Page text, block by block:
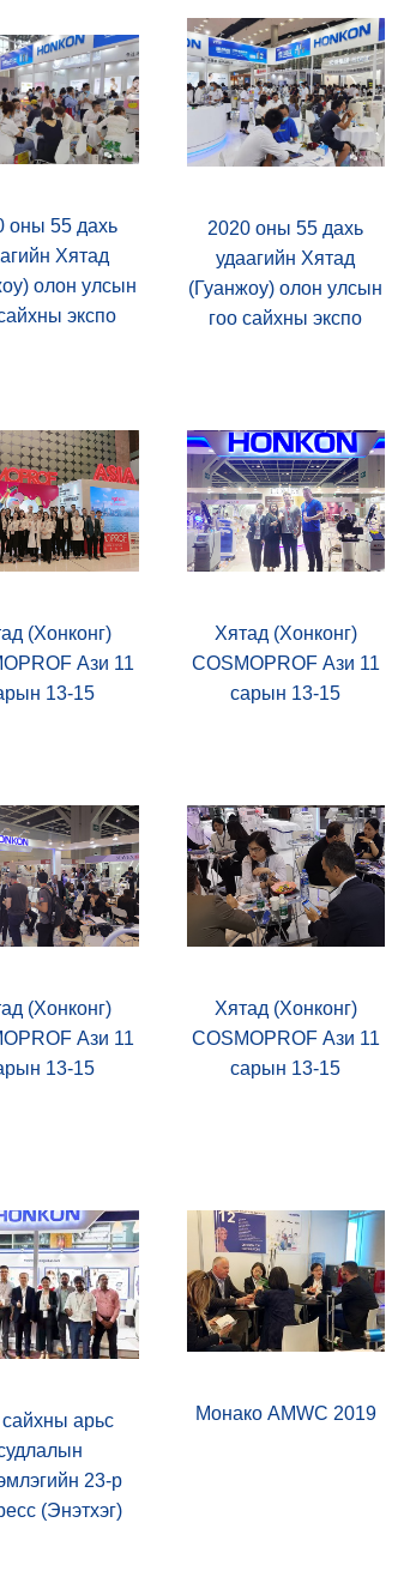
оны 55 дахь
Хятад
олон улсын
экспо
2020 оны 55 дахь
удаагийн Хятад
(Гуанжоу) олон улсын
гоо сайхны экспо
(Хонконг)
Ази 11
13-15
Хятад (Хонконг)
COSMOPROF Ази 11
сарын 13-15
(Хонконг)
Ази 11
13-15
Хятад (Хонконг)
COSMOPROF Ази 11
сарын 13-15
сайхны арьс
23-р
(Энэтхэг)
Монако AMWC 2019